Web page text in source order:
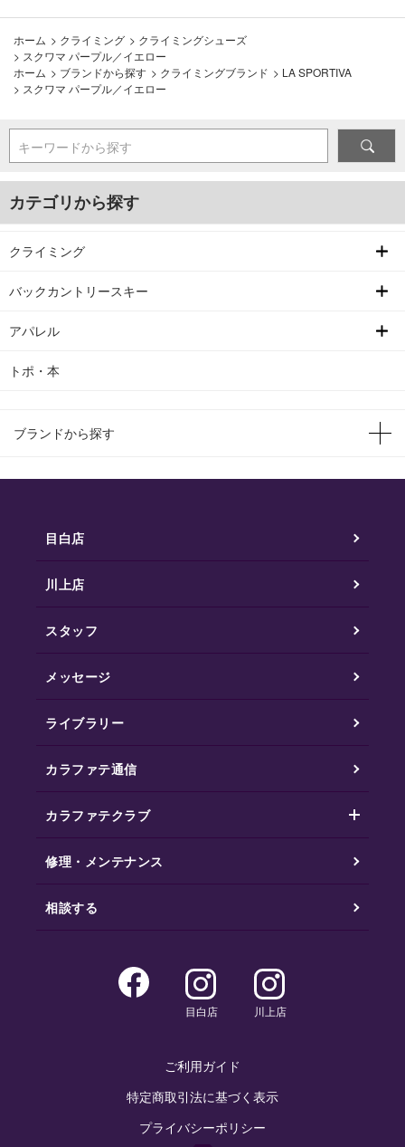
ホーム > クライミング > クライミングシューズ
> スクワマ パープル／イエロー
ホーム > ブランドから探す > クライミングブランド > LA SPORTIVA
> スクワマ パープル／イエロー
キーワードから探す
カテゴリから探す
クライミング
バックカントリースキー
アパレル
トポ・本
ブランドから探す
目白店
川上店
スタッフ
メッセージ
ライブラリー
カラファテ通信
カラファテクラブ
修理・メンテナンス
相談する
目白店 川上店
ご利用ガイド
特定商取引法に基づく表示
プライバシーポリシー